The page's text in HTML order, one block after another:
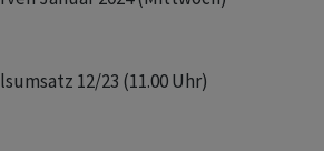
12/23 (11.00 Uhr)